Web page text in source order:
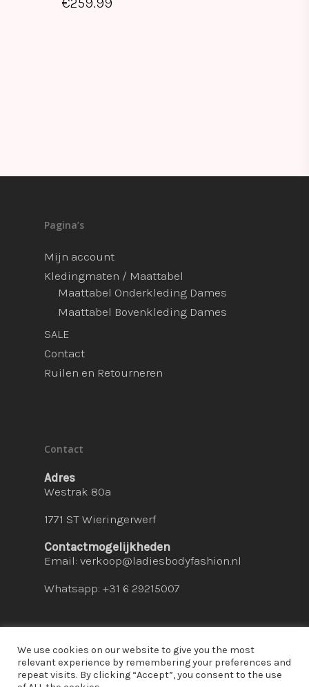
Pagina’s
Mijn account
Kledingmaten / Maattabel
Maattabel Onderkleding Dames
Maattabel Bovenkleding Dames
SALE
Contact
Ruilen en Retourneren
Contact
Adres
Westrak 80a
1771 ST Wieringerwerf
Contactmogelijkheden
Email: verkoop@ladiesbodyfashion.nl
Whatsapp: +31 6 29215007
We use cookies on our website to give you the most
relevant experience by remembering your preferences and
repeat visits. By clicking “Accept”, you consent to the use